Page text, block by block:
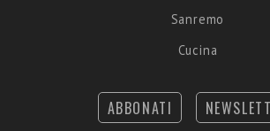
Sanremo
Cucina
ABBONATI